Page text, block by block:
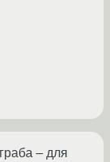
– для